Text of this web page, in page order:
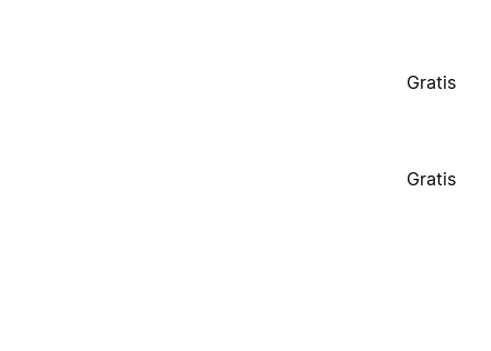
Gratis
Gratis